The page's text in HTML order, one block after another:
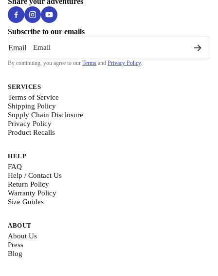
Subscribe to our emails
Email
By continuing, you agree to our Terms and Privacy Policy.
SERVICES
Terms of Service
Shipping Policy
Supply Chain Disclosure
Privacy Policy
Product Recalls
HELP
FAQ
Help / Contact Us
Return Policy
Warranty Policy
Size Guides
ABOUT
About Us
Press
Blog